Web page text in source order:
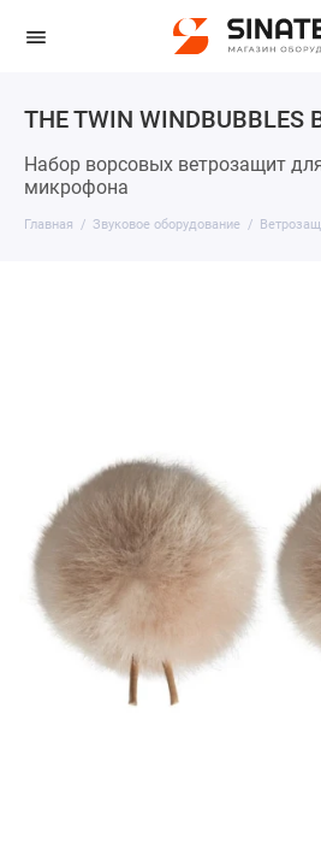
THE TWIN WINDBUBBLES
Набор ворсовых ветрозащит
микрофона
Главная Звуковое оборудование